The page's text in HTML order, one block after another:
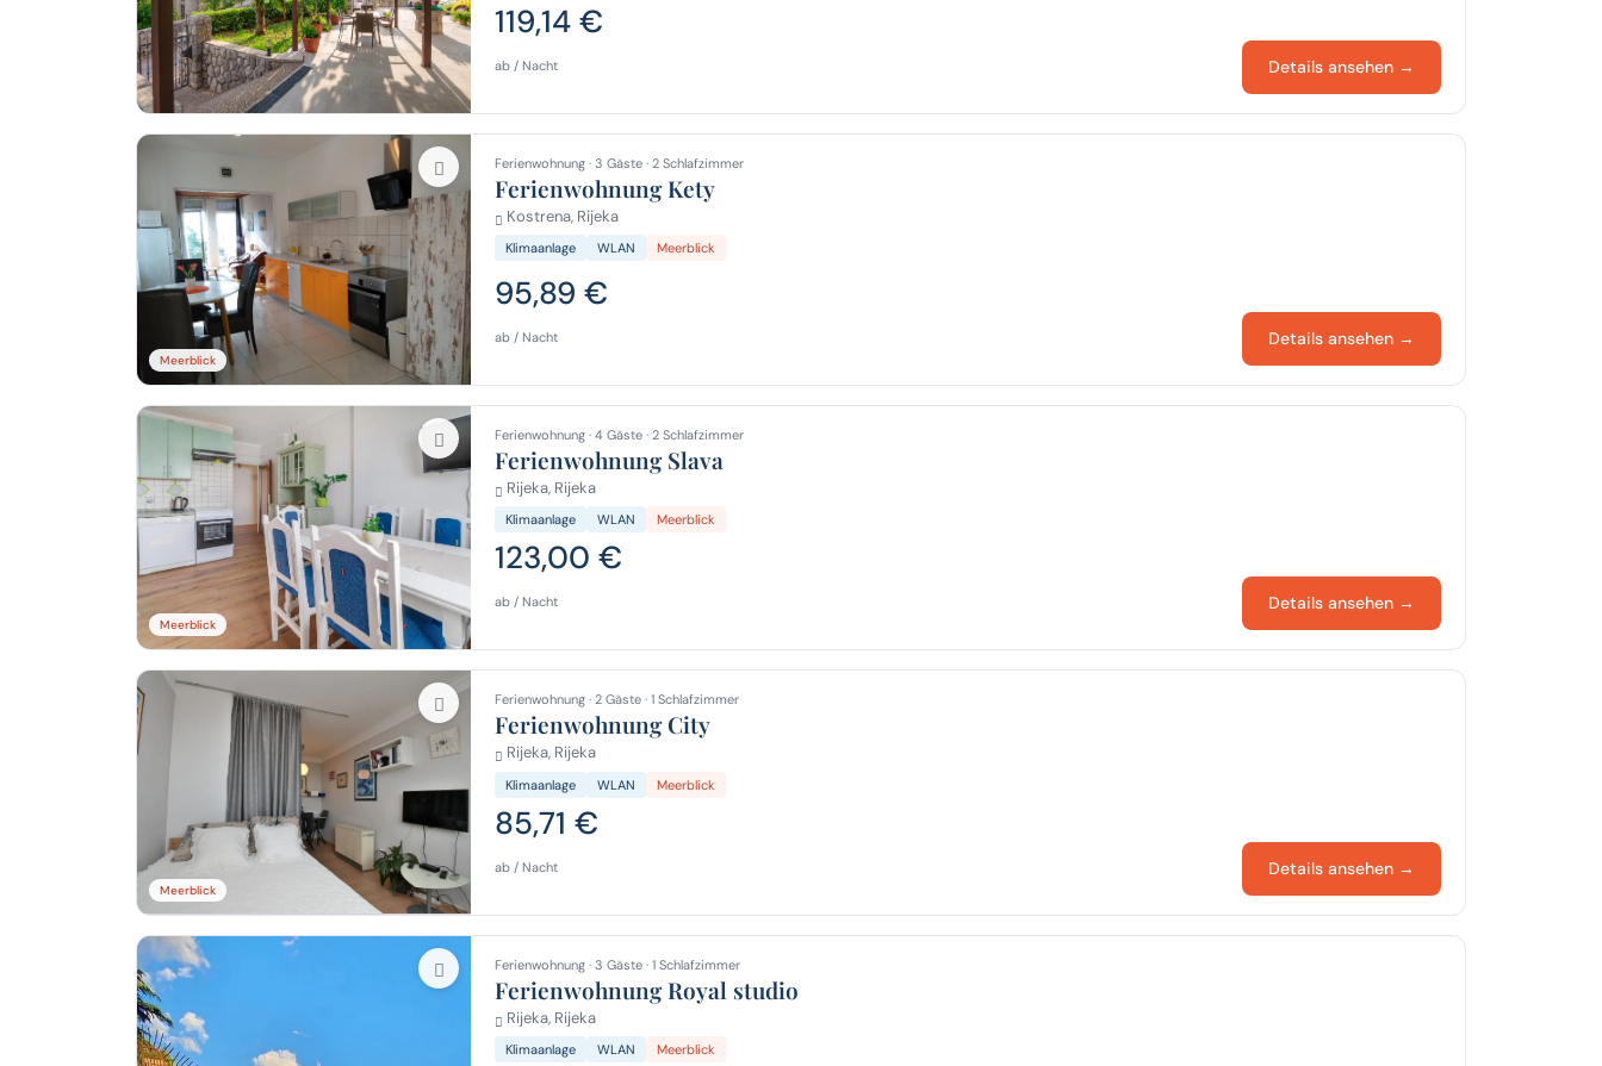
119,14 €
ab / Nacht Details ansehen →
Meerblick
Ferienwohnung · 3 Gäste · 2 Schlafzimmer
Ferienwohnung Kety
Kostrena, Rijeka
Klimaanlage WLAN Meerblick
95,89 €
ab / Nacht Details ansehen →
Meerblick
Ferienwohnung · 4 Gäste · 2 Schlafzimmer
Ferienwohnung Slava
Rijeka, Rijeka
Klimaanlage WLAN Meerblick
123,00 €
ab / Nacht Details ansehen →
Meerblick
Ferienwohnung · 2 Gäste · 1 Schlafzimmer
Ferienwohnung City
Rijeka, Rijeka
Klimaanlage WLAN Meerblick
85,71 €
ab / Nacht Details ansehen →
Ferienwohnung · 3 Gäste · 1 Schlafzimmer
Ferienwohnung Royal studio
Rijeka, Rijeka
Klimaanlage WLAN Meerblick